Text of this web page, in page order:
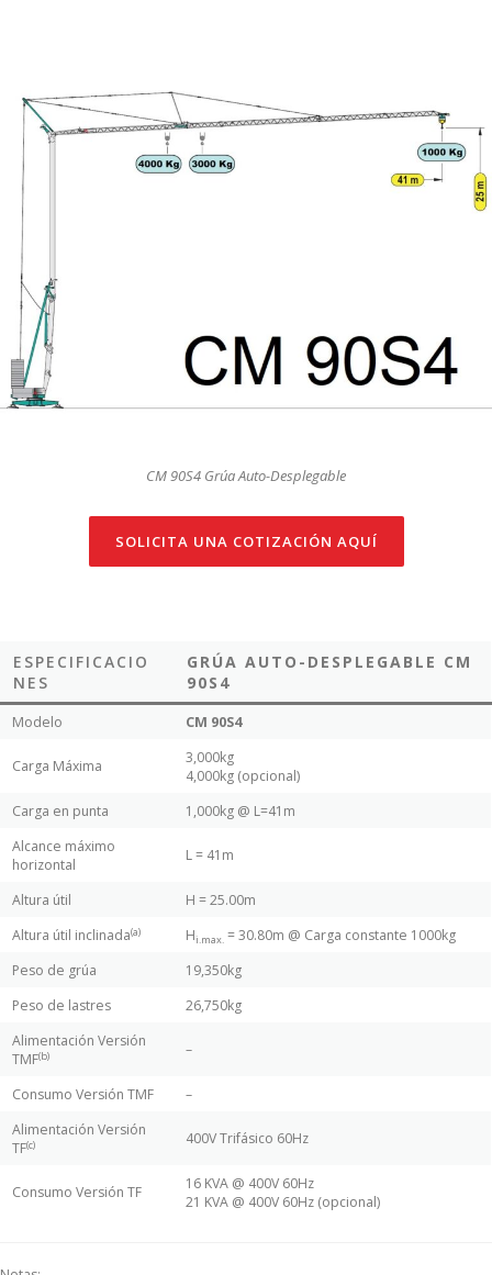
CM 90S4 Grúa Auto-Desplegable
SOLICITA UNA COTIZACIÓN AQUÍ
ESPECIFICACIO
NES
GRÚA AUTO-DESPLEGABLE CM
90S4
Modelo CM 90S4
Carga Máxima
3,000kg
4,000kg (opcional)
Carga en punta
1,000kg @ L=41m
Alcance máximo
horizontal
L = 41m
Altura útil
H = 25.00m
Altura útil inclinada(a) Hi.max. = 30.80m @ Carga constante 1000kg
Peso de grúa
19,350kg
Peso de lastres
26,750kg
Alimentación Versión
TMF(b) –
Consumo Versión TMF
–
Alimentación Versión
TF(c) 400V Trifásico 60Hz
Consumo Versión TF
16 KVA @ 400V 60Hz
21 KVA @ 400V 60Hz (opcional)